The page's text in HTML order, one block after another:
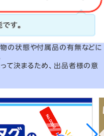
の状態や付属品の有無などに
て決まるため、出品者様の意